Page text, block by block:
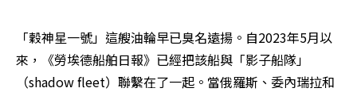
「穀神星一號」這艘油輪早已臭名遠揚。自2023年5月以
來，《勞埃德船舶日報》已經把該船與「影子船隊」
（shadow fleet）聯繫在了一起。當俄羅斯、委內瑞拉和